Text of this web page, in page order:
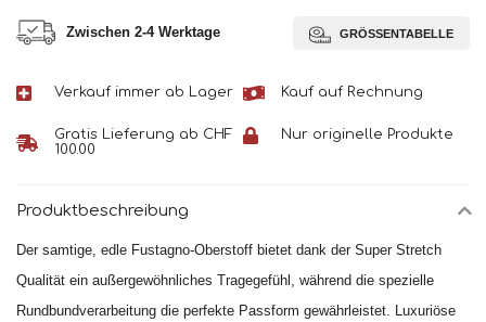
Zwischen 2-4 Werktage GRÖSSENTABELLE
Verkauf immer ab Lager Kauf auf Rechnung
Gratis Lieferung ab CHF
100.00
Nur originelle Produkte
Produktbeschreibung
Der samtige, edle Fustagno-Oberstoff bietet dank der Super Stretch
Qualität ein außergewöhnliches Tragegefühl, während die spezielle
Rundbundverarbeitung die perfekte Passform gewährleistet. Luxuriöse